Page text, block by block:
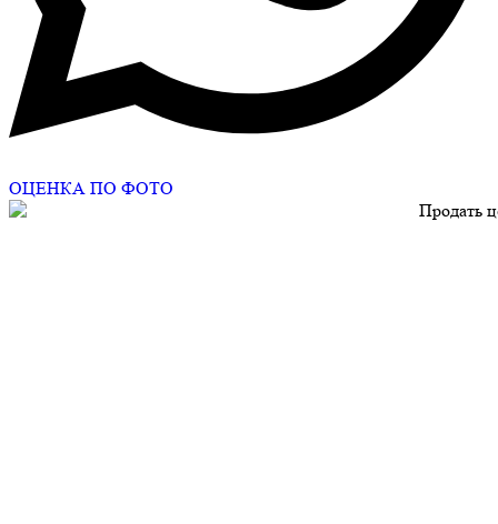
ОЦЕНКА ПО ФОТО